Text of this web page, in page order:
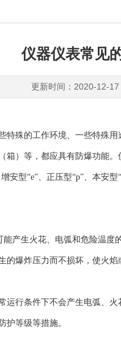
仪器仪表常见
更新时间：2020-12-
殊的工作环境、一些特殊
箱）等，都应具有防爆功能
型“e”、正压型“p”、本安型
能产生火花、电弧和危险温
爆炸压力而不损坏，使火
运行条件下不会产生电弧、
护等级等措施。